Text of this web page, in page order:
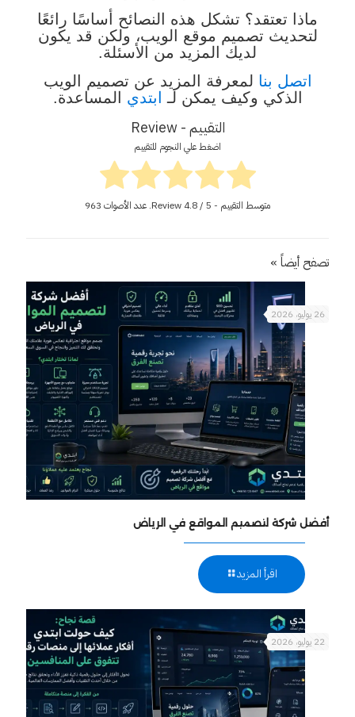
ماذا تعتقد؟ تشكل هذه النصائح أساسًا رائعًا
لتحديث تصميم موقع الويب، ولكن قد يكون
لديك المزيد من الأسئلة.
اتصل بنا لمعرفة المزيد عن تصميم الويب
الذكي وكيف يمكن لـ ابتدي المساعدة.
التقييم - Review
اضغط علي النجوم للتقييم
متوسط التقييم - Review 4.8/ 5. عدد الأصوات 963
تصفح أيضاً »
26 يوليو، 2026
أفضل شركة لتصميم المواقع في الرياض
اقرأ المزيد
22 يوليو، 2026